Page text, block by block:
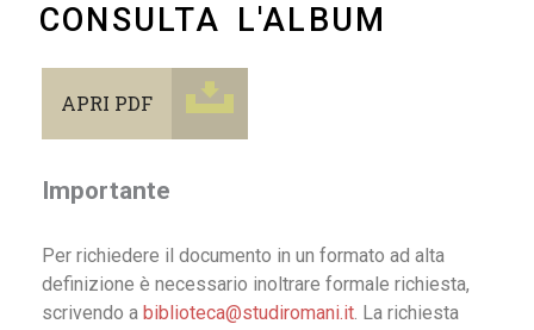
CONSULTA L'ALBUM
APRI PDF
Importante
Per richiedere il documento in un formato ad alta
definizione è necessario inoltrare formale richiesta,
scrivendo a biblioteca@studiromani.it. La richiesta